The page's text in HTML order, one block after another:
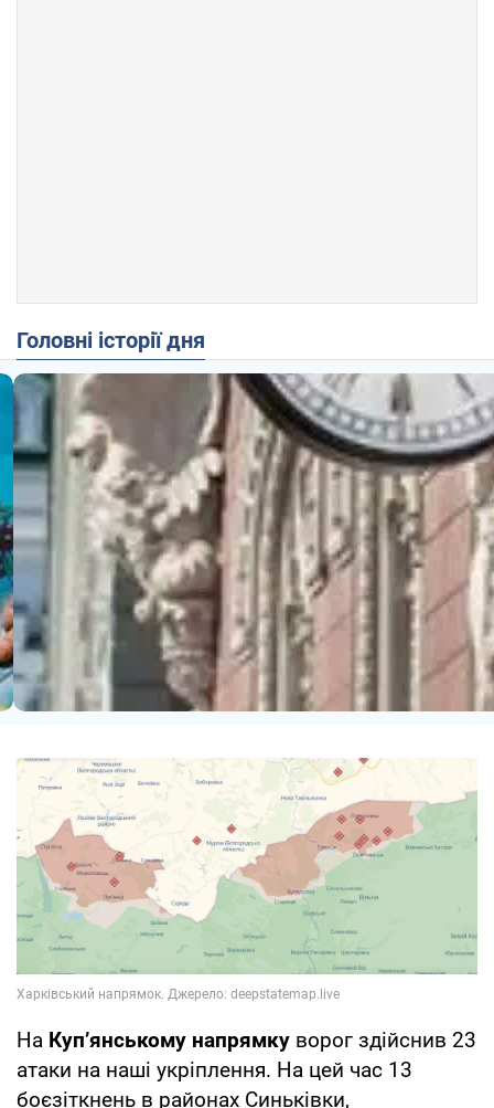
Головні історії дня
На Куп’янському напрямку ворог здійснив 23
атаки на наші укріплення. На цей час 13
боєзіткнень в районах Синьківки,